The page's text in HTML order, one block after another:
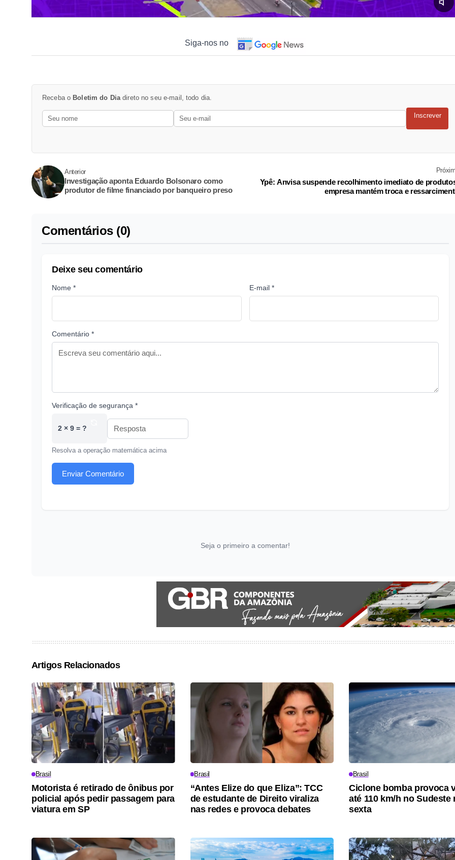
Siga-nos no
Receba o Boletim do Diadireto no seu e-mail, todo dia.
Inscrever
Anterior
Investigação aponta Eduardo Bolsonaro como
produtor de filme financiado por banqueiro preso
Ypê: Anvisa suspende recolhimento imediato de
empresa mantém troca e
Comentários (0)
Deixe seu comentário
Nome * E-mail *
Comentário *
Verificação de segurança *
2 × 9 = ?
Resolva a operação matemática acima
Enviar Comentário
Seja o primeiro a comentar!
Artigos Relacionados
Brasil
Motorista é retirado de ônibus por
policial após pedir passagem para
viatura em SP
Brasil
“Antes Elize do que Eliza”: TCC
de estudante de Direito viraliza
nas redes e provoca debates
Brasil
Ciclone bomba provoca
até 110 km/h no Sudeste
sexta